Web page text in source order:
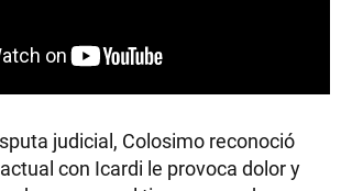
judicial, Colosimo reconoció
con Icardi le provoca dolor y